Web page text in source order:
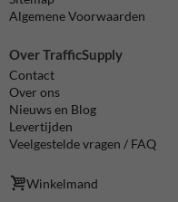
Algemene Voorwaarden
Over TrafficSupply
Contact
Over ons
Nieuws en Blog
Levertijden
Veelgestelde vragen / FAQ
Winkelmand